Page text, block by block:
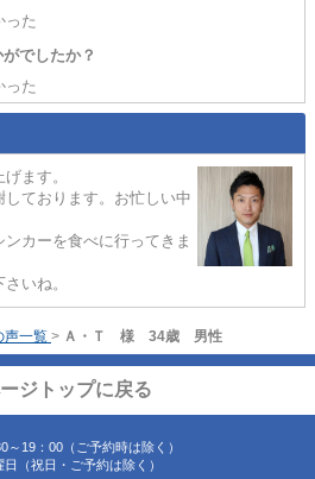
った
でしたか？
った
ます。
しております。お忙しい中
カーを食べに行ってきま
いね。
声一覧 > Ａ・Ｔ 様 34歳 男性
ジトップに戻る
～19：00（ご予約時は除く）
日（祝日・ご予約は除く）